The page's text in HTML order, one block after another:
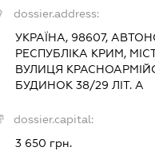
dossier.address:
УКРАЇНА, 98607,
РЕСПУБЛІКА КРИМ,
ВУЛИЦЯ
БУДИНОК 38/29 ЛІТ. А
dossier.capital:
3 650 грн.